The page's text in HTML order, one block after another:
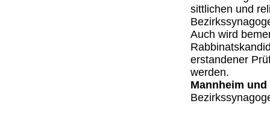
sittlichen und
Auch wird
erstandener
werden.
Mannheim